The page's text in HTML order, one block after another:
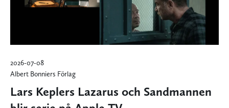
2026-07-08
Albert Bonniers Förlag
Lars Keplers Lazarus och Sandmannen